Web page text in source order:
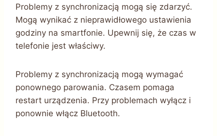
Problemy z synchronizacją mogą się zdarzyć.
Mogą wynikać z nieprawidłowego ustawienia
godziny na smartfonie. Upewnij się, że czas w
telefonie jest właściwy.
Problemy z synchronizacją mogą wymagać
ponownego parowania. Czasem pomaga
restart urządzenia. Przy problemach wyłącz i
ponownie włącz Bluetooth.